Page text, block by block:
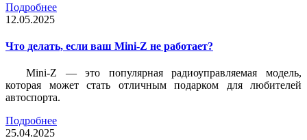
Подробнее
12.05.2025
Что делать, если ваш Mini-Z не работает?
Mini-Z — это популярная радиоуправляемая модель,
которая может стать отличным подарком для любителей
автоспорта.
Подробнее
25.04.2025